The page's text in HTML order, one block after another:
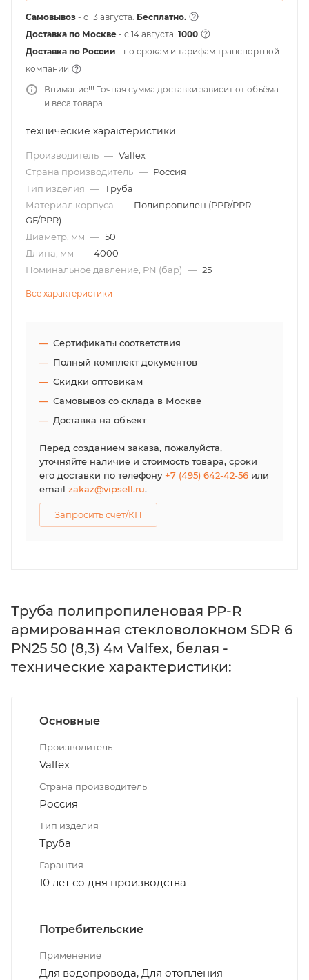
Самовывоз - с 13 августа. Бесплатно.
Доставка по Москве - c 14 августа. 1000
Доставка по России - по срокам и тарифам транспортной
компании
Внимание!!! Точная сумма доставки зависит от объёма
и веса товара.
технические характеристики
Производитель — Valfex
Страна производитель — Россия
Тип изделия — Труба
Материал корпуса — Полипропилен (PPR/PPR-
GF/PPR)
Диаметр, мм — 50
Длина, мм — 4000
Номинальное давление, PN (бар) — 25
Все характеристики
Сертификаты соответствия
Полный комплект документов
Скидки оптовикам
Самовывоз со склада в Москве
Доставка на объект
Перед созданием заказа, пожалуйста,
уточняйте наличие и стоимость товара, сроки
его доставки по телефону+7 (495) 642-42-56 или
email zakaz@vipsell.ru.
Запросить счет/КП
Труба полипропиленовая PP-R
армированная стекловолокном SDR 6
PN25 50 (8,3) 4м Valfex, белая -
технические характеристики:
Основные
Производитель
Valfex
Страна производитель
Россия
Тип изделия
Труба
Гарантия
10 лет со дня производства
Потребительские
Применение
Для водопровода, Для отопления